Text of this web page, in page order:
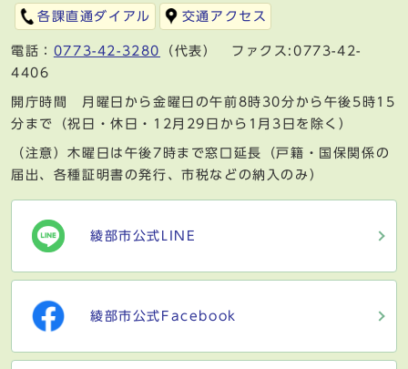
各課直通ダイアル
交通アクセス
電話： 0773-42-3280
（代表） ファクス:0773-42-
4406
開庁時間 月曜日から金曜日の午前8時30分から午後5時15
分まで（祝日・休日・12月29日から1月3日を除く）
（注意）木曜日は午後7時まで窓口延長（戸籍・国保関係の
届出、各種証明書の発行、市税などの納入のみ）
綾部市公式LINE
綾部市公式Facebook